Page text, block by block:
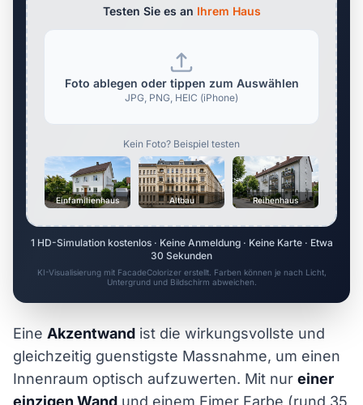
Testen Sie es an Ihrem Haus
Foto ablegen oder tippen zum Auswählen
JPG, PNG, HEIC (iPhone)
Kein Foto? Beispiel testen
Einfamilienhaus Altbau Reihenhaus
1 HD-Simulation kostenlos · Keine Anmeldung · Keine Karte · Etwa
30 Sekunden
KI-Visualisierung mit FacadeColorizer erstellt. Farben können je nach Licht,
Untergrund und Bildschirm abweichen.
Eine Akzentwand ist die wirkungsvollste und
gleichzeitig guenstigste Massnahme, um einen
Innenraum optisch aufzuwerten. Mit nur einer
einzigen Wand und einem Eimer Farbe (rund 35